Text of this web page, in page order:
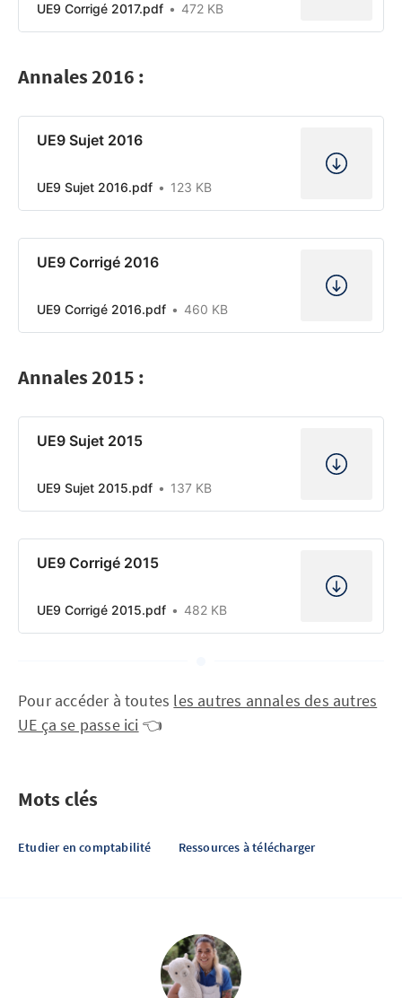
UE9 Corrigé 2017.pdf 472 KB
Annales 2016 :
UE9 Sujet 2016
UE9 Sujet 2016.pdf 123 KB
UE9 Corrigé 2016
UE9 Corrigé 2016.pdf 460 KB
Annales 2015 :
UE9 Sujet 2015
UE9 Sujet 2015.pdf 137 KB
UE9 Corrigé 2015
UE9 Corrigé 2015.pdf 482 KB
Pour accéder à toutes les autres annales des autres
UE ça se passe ici 👈
Mots clés
Etudier en comptabilité Ressources à télécharger